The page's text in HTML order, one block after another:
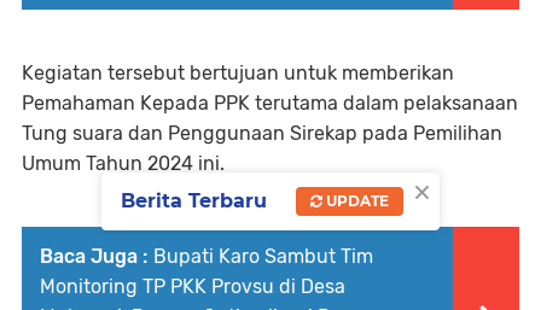
Kegiatan tersebut bertujuan untuk memberikan
Pemahaman Kepada PPK terutama dalam pelaksanaan
Tung suara dan Penggunaan Sirekap pada Pemilihan
Umum Tahun 2024 ini.
Baca Juga : ‎Bupati Karo Sambut Tim
Monitoring TP PKK Provsu di Desa
×
Berita Terbaru UPDATE